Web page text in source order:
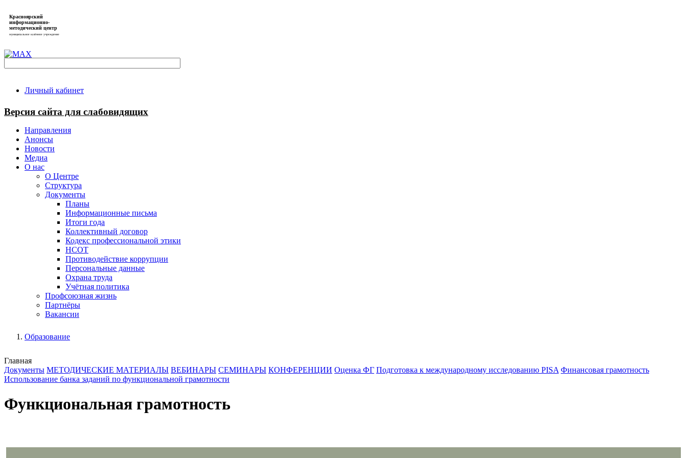
Красноярский
информационно-
методический центр
муниципальное казённое учреждение
Личный кабинет
Версия сайта для слабовидящих
Направления
Анонсы
Новости
Медиа
О нас
О Центре
Структура
Документы
Планы
Информационные письма
Итоги года
Коллективный договор
Кодекс профессиональной этики
НСОТ
Противодействие коррупции
Персональные данные
Охрана труда
Учётная политика
Профсоюзная жизнь
Партнёры
Вакансии
Образование
Главная
Документы МЕТОДИЧЕСКИЕ МАТЕРИАЛЫ ВЕБИНАРЫ СЕМИНАРЫ КОНФЕРЕНЦИИ Оценка ФГ Подготовка к международному исследованию PISA Финансовая грамотность
Использование банка заданий по функциональной грамотности
Функциональная грамотность